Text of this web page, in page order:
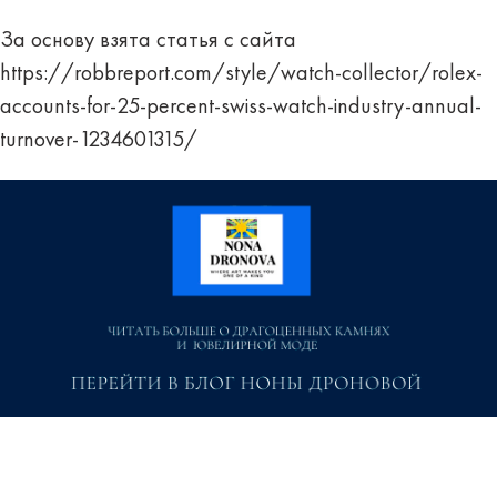
За основу взята статья с сайта
https://robbreport.com/style/watch-collector/rolex-
accounts-for-25-percent-swiss-watch-industry-annual-
turnover-1234601315/